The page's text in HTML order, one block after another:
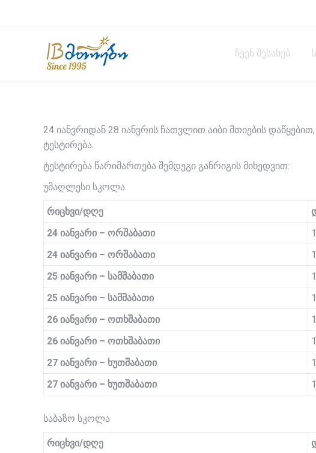
ჩვენ შესახებ
24 იანვრიდან 28 იანვრის ჩათვლით აიბი მთიების
ტესტირება.
ტესტირება წარიმართება შემდეგი განრიგის მიხედვით:
უმაღლესი სკოლა
რიცხვი/დღე
24 იანვარი – ორშაბათი
24 იანვარი – ორშაბათი
25 იანვარი – სამშაბათი
25 იანვარი – სამშაბათი
26 იანვარი – ოთხშაბათი
26 იანვარი – ოთხშაბათი
27 იანვარი – ხუთშაბათი
27 იანვარი – ხუთშაბათი
საბაზო სკოლა
რიცხვი/დღე